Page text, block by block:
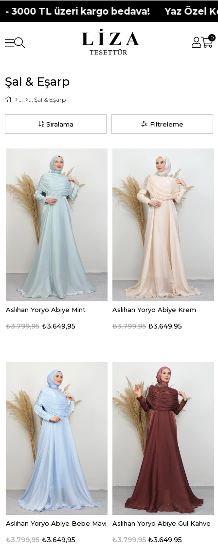
üzeri kargo bedava! Yaz Özel
0
Şal & Eşarp
Şal & Eşarp
Filtreleme
Sıralama
Aslıhan Yoryo Abiye Mint
₺3.649,95
₺3.799,95
Aslıhan Yoryo Abiye Krem
₺3.649,95
₺3.799,95
Aslıhan Yoryo Abiye Bebe Mavi
₺3.649,95
₺3.799,95
Aslıhan Yoryo Abiye Gül Kahve
₺3.649,95
₺3.799,95